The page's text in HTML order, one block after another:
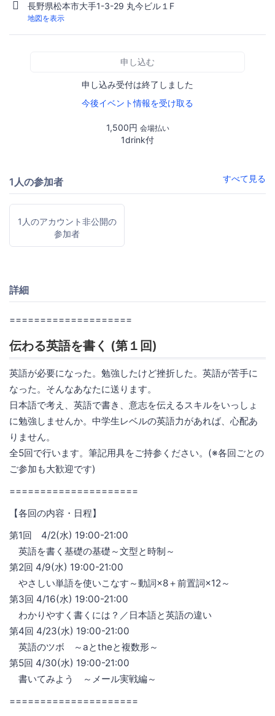
長野県松本市大手1-3-29 丸今ビル１F
地図を表示
申し込む
申し込み受付は終了しました
今後イベント情報を受け取る
1,500円 会場払い
1drink付
1人の参加者 すべて見る
1人のアカウント非公開の
参加者
詳細
====================
伝わる英語を書く (第１回)
英語が必要になった。勉強したけど挫折した。英語が苦手に
なった。そんなあなたに送ります。
日本語で考え、英語で書き、意志を伝えるスキルをいっしょ
に勉強しませんか。中学生レベルの英語力があれば、心配あ
りません。
全5回で行います。筆記用具をご持参ください。(※各回ごとの
ご参加も大歓迎です)
=====================
【各回の内容・日程】
第1回 4/2(水) 19:00-21:00
英語を書く基礎の基礎～文型と時制～
第2回 4/9(水) 19:00-21:00
やさしい単語を使いこなす～動詞×8＋前置詞×12～
第3回 4/16(水) 19:00-21:00
わかりやすく書くには？／日本語と英語の違い
第4回 4/23(水) 19:00-21:00
英語のツボ ～aとtheと複数形～
第5回 4/30(水) 19:00-21:00
書いてみよう ～メール実戦編～
=====================